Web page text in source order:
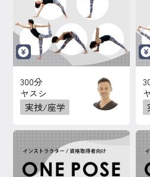
300分
ヤスシ
実技/座学